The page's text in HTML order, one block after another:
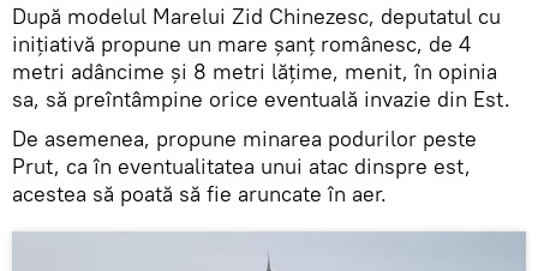
După modelul Marelui Zid Chinezesc, deputatul cu
inițiativă propune un mare șanț românesc, de 4
metri adâncime și 8 metri lățime, menit, în opinia
sa, să preîntâmpine orice eventuală invazie din Est.
De asemenea, propune minarea podurilor peste
Prut, ca în eventualitatea unui atac dinspre est,
acestea să poată să fie aruncate în aer.